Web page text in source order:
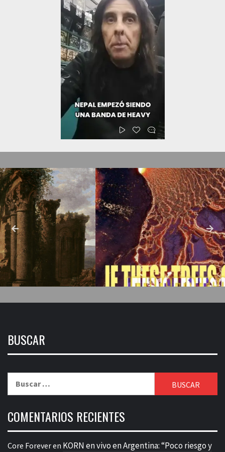
BUSCAR
COMENTARIOS RECIENTES
Core Foreveren KORN en vivo en Argentina: “Poco riesgo y